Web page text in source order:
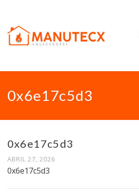
0x6e17c5d3
0x6e17c5d3
ABRIL 27, 2026
0x6e17c5d3